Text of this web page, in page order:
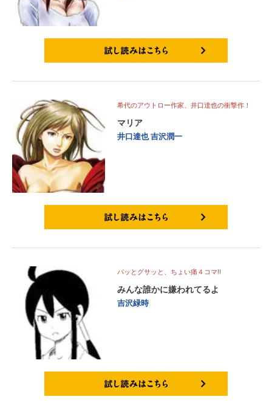
希代のアウトロー作家、井口達也の衝撃作！
マリア
井口達也吉沢潤一
バッとグサッと、ちょい痛４コマ!!
みんな誰かに嫌われてるよ
吉沢緑時